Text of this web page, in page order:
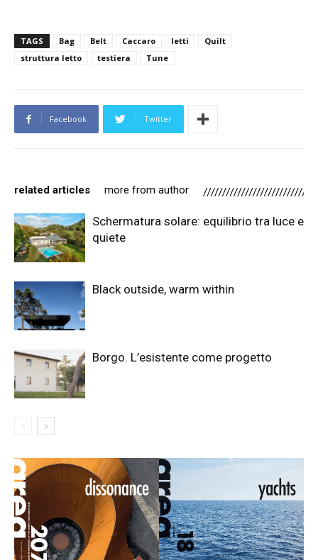
TAGS Bag Belt Caccaro letti
Quilt
struttura letto
testiera Tune
Facebook Twitter
related articles more from author
Schermatura solare: equilibrio tra luce e
quiete
Black outside, warm within
Borgo. L’esistente come progetto